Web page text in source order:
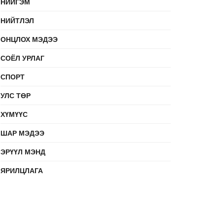
НИЙТЛЭЛ
ОНЦЛОХ МЭДЭЭ
СОЁЛ УРЛАГ
СПОРТ
УЛС ТӨР
ХҮМҮҮС
ШАР МЭДЭЭ
ЭРҮҮЛ МЭНД
ЯРИЛЦЛАГА